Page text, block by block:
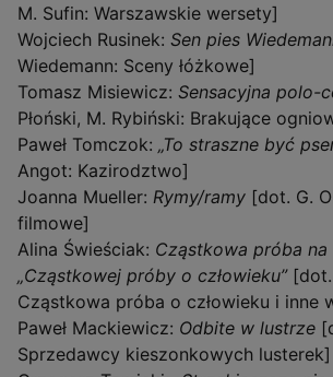
M. Sufin: Warszawskie wersety]
Wojciech Rusinek: Sen pies
Wiedemann: Sceny łóżkowe]
Tomasz Misiewicz: Sensacyjna polo-
Płoński, M. Rybiński: Brakujące
Paweł Tomczok: „To straszne być
Angot: Kazirodztwo]
Joanna Mueller: Rymy/ramy [dot. G.
filmowe]
Alina Świeściak: Cząstkowa próba
„Cząstkowej próby o człowieku”[dot.
Cząstkowa próba o człowieku i inne
Paweł Mackiewicz: Odbite w lustrze
Sprzedawcy kieszonkowych lusterek]